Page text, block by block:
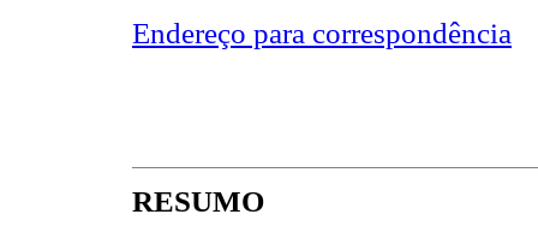
Endereço para correspondência
RESUMO